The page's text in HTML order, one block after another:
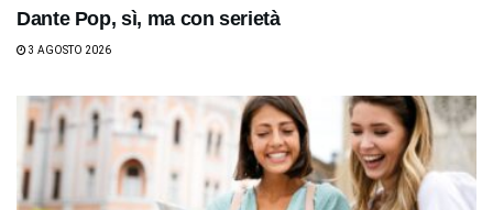
Dante Pop, sì, ma con serietà
3 AGOSTO 2026